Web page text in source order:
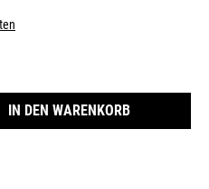
gewünschten Wert
IN DEN WARENKORB